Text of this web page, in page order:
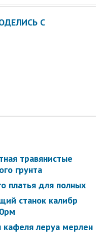
С
травянистые
грунта
платья для полных
станок калибр
леруа мерлен